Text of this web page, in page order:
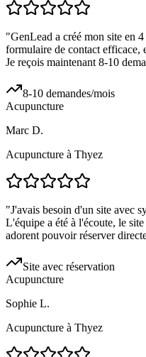
"GenLead a créé mon site en
formulaire de contact efficace,
Je reçois maintenant 8-10
8-10 demandes/mois
Acupuncture
Marc D.
Acupuncture à Thyez
"J'avais besoin d'un site avec
L'équipe a été à l'écoute, le
adorent pouvoir réserver
Site avec réservation
Acupuncture
Sophie L.
Acupuncture à Thyez